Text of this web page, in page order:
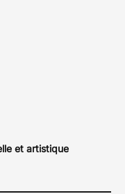
et artistique